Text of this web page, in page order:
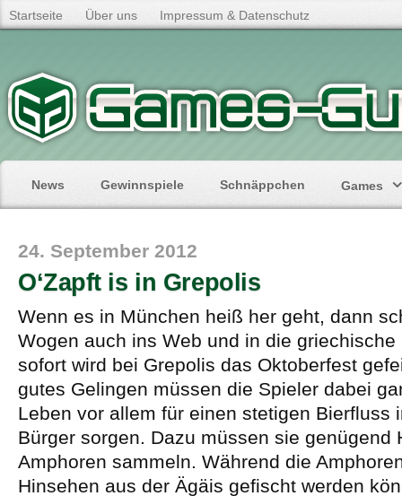
Startseite Über uns Impressum & Datenschutz
News Gewinnspiele Schnäppchen Games
24. September 2012
O‘Zapft is in Grepolis
Wenn es in München heiß her geht, dann
Wogen auch ins Web und in die griechische
sofort wird bei Grepolis das Oktoberfest
gutes Gelingen müssen die Spieler dabei
Leben vor allem für einen stetigen Bierfluss
Bürger sorgen. Dazu müssen sie genügend
Amphoren sammeln. Während die
Hinsehen aus der Ägäis gefischt werden